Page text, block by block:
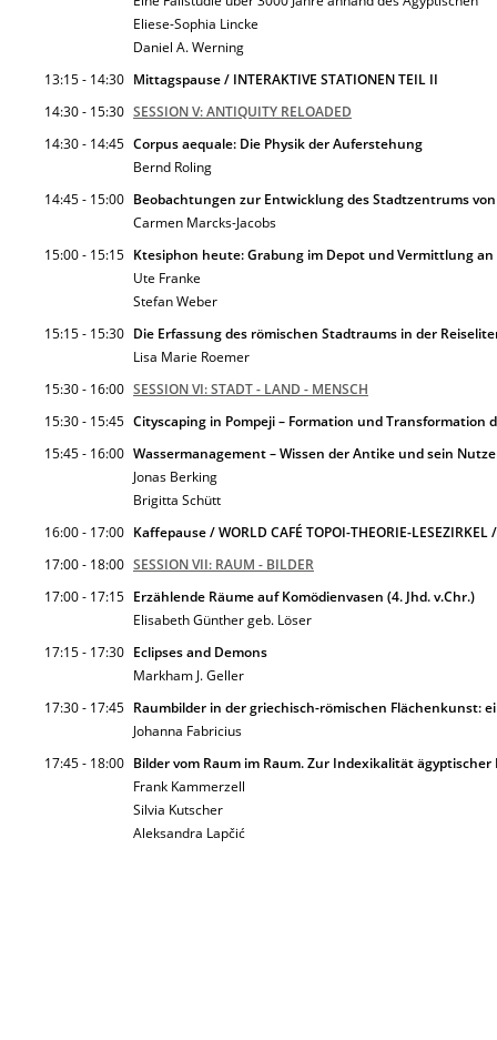
Eliese-Sophia Lincke
Daniel A. Werning
13:15 - 14:30 Mittagspause / INTERAKTIVE STATIONEN TEIL II
14:30 - 15:30 SESSION V: ANTIQUITY RELOADED
14:30 - 14:45 Corpus aequale: Die Physik der Auferstehung
Bernd Roling
14:45 - 15:00 Beobachtungen zur Entwicklung des Stadtzentrums
Carmen Marcks-Jacobs
15:00 - 15:15 Ktesiphon heute: Grabung im Depot und Vermittlung
Ute Franke
Stefan Weber
15:15 - 15:30 Die Erfassung des römischen Stadtraums in der
Lisa Marie Roemer
15:30 - 16:00 SESSION VI: STADT - LAND - MENSCH
15:30 - 15:45 Cityscaping in Pompeji – Formation und Transformation
15:45 - 16:00 Wassermanagement – Wissen der Antike und sein
Jonas Berking
Brigitta Schütt
16:00 - 17:00 Kaffepause / WORLD CAFÉ TOPOI-THEORIE-
17:00 - 18:00 SESSION VII: RAUM - BILDER
17:00 - 17:15 Erzählende Räume auf Komödien­vasen (4. Jhd. v.Chr.)
Elisabeth Günther geb. Löser
17:15 - 17:30 Eclipses and Demons
Markham J. Geller
17:30 - 17:45 Raumbilder in der ­grie­chisch­-römischen Flächenkunst:
Johanna Fabricius
17:45 - 18:00 Bilder vom Raum im Raum. Zur Indexikalität
Frank Kammerzell
Silvia Kutscher
Aleksandra Lapčić